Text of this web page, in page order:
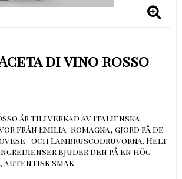
di vino rosso
är tillverkad av italienska
från Emilia-Romagna, gjord på de
och Lambruscodruvorna. Helt
bjuder den på en hög
autentisk smak.